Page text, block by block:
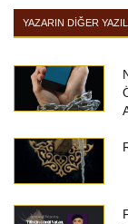
YAZARIN DIĞER